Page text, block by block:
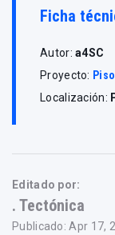
Ficha
Autor:a4SC
Proyecto:
Localización:
Editado por:
. Tectónica
Publicado: Apr 17,